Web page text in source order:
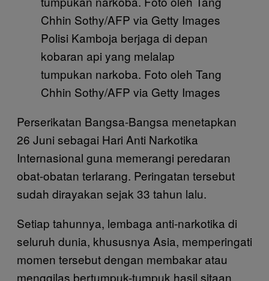
Polisi Kamboja berjaga di depan
kobaran api yang melalap
tumpukan narkoba. Foto oleh Tang
Chhin Sothy/AFP via Getty Images
Perserikatan Bangsa-Bangsa menetapkan
26 Juni sebagai Hari Anti Narkotika
Internasional guna memerangi peredaran
obat-obatan terlarang. Peringatan tersebut
sudah dirayakan sejak 33 tahun lalu.
Setiap tahunnya, lembaga anti-narkotika di
seluruh dunia, khususnya Asia, memperingati
momen tersebut dengan membakar atau
menggilas bertumpuk-tumpuk hasil sitaan.